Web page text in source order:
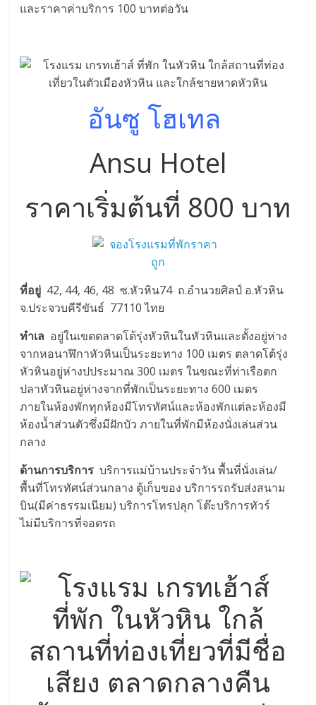
และราคาค่าบริการ 100 บาทต่อวัน
อันซู โฮเทล
Ansu Hotel
ราคาเริ่มต้นที่ 800 บาท
ที่อยู่ 42, 44, 46, 48 ซ.หัวหิน74 ถ.อำนวยศิลป์ อ.หัวหิน
จ.ประจวบคีรีขันธ์ 77110 ไทย
ทำเล อยู่ในเขตตลาดโต้รุ่งหัวหินในหัวหินและตั้งอยู่ห่าง
จากหอนาฬิกาหัวหินเป็นระยะทาง 100 เมตร ตลาดโต้รุ่ง
หัวหินอยู่ห่างปประมาณ 300 เมตร ในขณะที่ท่าเรือตก
ปลาหัวหินอยู่ห่างจากที่พักเป็นระยะทาง 600 เมตร
ภายในห้องพักทุกห้องมีโทรทัศน์และห้องพักแต่ละห้องมี
ห้องน้ำส่วนตัวซึ่งมีฝักบัว ภายในที่พักมีห้องนั่งเล่นส่วน
กลาง
ด้านการบริการ บริการแม่บ้านประจำวัน พื้นที่นั่งเล่น/
พื้นที่โทรทัศน์ส่วนกลาง ตู้เก็บของ บริการรถรับส่งสนาม
บิน(มีค่าธรรมเนียม) บริการโทรปลุก โต๊ะบริการทัวร์
ไม่มีบริการที่จอดรถ